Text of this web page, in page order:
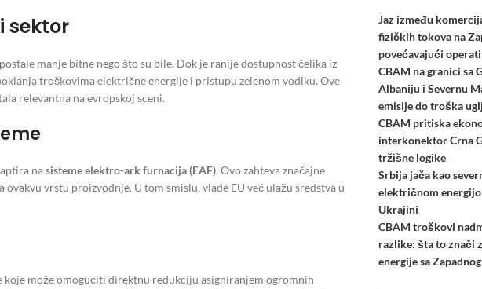
sektor
manje bitne nego što su bile. Dok je ranije dostupnost čelika iz
troškovima električne energije i pristupu zelenom vodiku. Ove
relevantna na evropskoj sceni.
nasisteme elektro-ark furnacija (EAF). Ovo zahteva značajne
vrstu proizvodnje. U tom smislu, vlade EU već ulažu sredstva u
koje može omogućiti direktnu redukciju asigniranjem ogromnih
Jaz između
fizičkih tokova na
povećavajući
CBAM na granici sa
Albaniju i Severnu
emisije do troška
CBAM pritiska
interkonektor Crna
tržišne logike
Srbija jača kao
električnom
Ukrajini
CBAM troškovi
razlike: šta to znači
energije sa